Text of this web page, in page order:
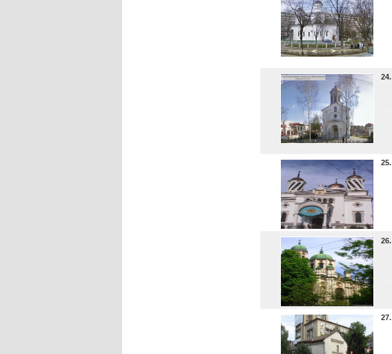
24.
25.
26.
27.